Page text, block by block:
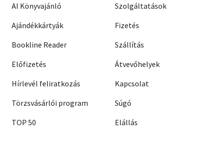
AI Könyvajánló
Ajándékkártyák
Bookline Reader
Előfizetés
Hírlevél feliratkozás
Törzsvásárlói program
TOP 50
Szolgáltatások
Fizetés
Szállítás
Átvevőhelyek
Kapcsolat
Súgó
Elállás